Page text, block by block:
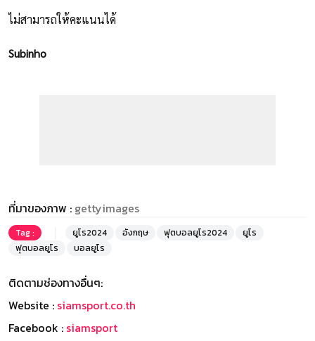
ไม่สามารถให้คะแนนได้
Subinho
ที่มาของภาพ : gettyimages
Tag : ยูโร2024 อังกฤษ ฟุตบอลยูโร2024
ยูโร
ฟุตบอลยูโร
บอลยูโร
ติดตามช่องทางอื่นๆ:
Website : siamsport.co.th
Facebook : siamsport